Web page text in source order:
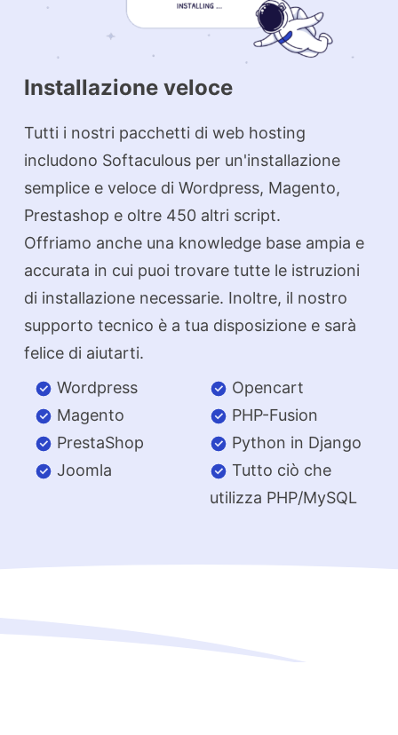
Installazione veloce
Tutti i nostri pacchetti di web hosting
includono Softaculous per un'installazione
semplice e veloce di Wordpress, Magento,
Prestashop e oltre 450 altri script.
Offriamo anche una knowledge base ampia e
accurata in cui puoi trovare tutte le istruzioni
di installazione necessarie. Inoltre, il nostro
supporto tecnico è a tua disposizione e sarà
felice di aiutarti.
Wordpress
Magento
PrestaShop
Joomla
Opencart
PHP-Fusion
Python in Django
Tutto ciò che
utilizza PHP/MySQL